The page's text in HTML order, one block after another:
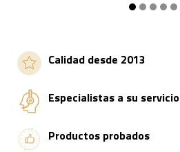
Calidad desde 2013
Especialistas a su servicio
Productos probados